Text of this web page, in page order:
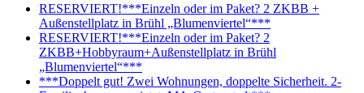
RESERVIERT!***Einzeln oder im Paket? 2 ZKBB +
Außenstellplatz in Brühl „Blumenviertel“***
RESERVIERT!***Einzeln oder im Paket? 2
ZKBB+Hobbyraum+Außenstellplatz in Brühl
„Blumenviertel“***
***Doppelt gut! Zwei Wohnungen, doppelte Sicherheit. 2-